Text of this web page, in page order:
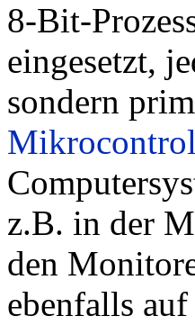
8-Bit-
eingesetzt,
sondern
z.B. in der
den
ebenfalls